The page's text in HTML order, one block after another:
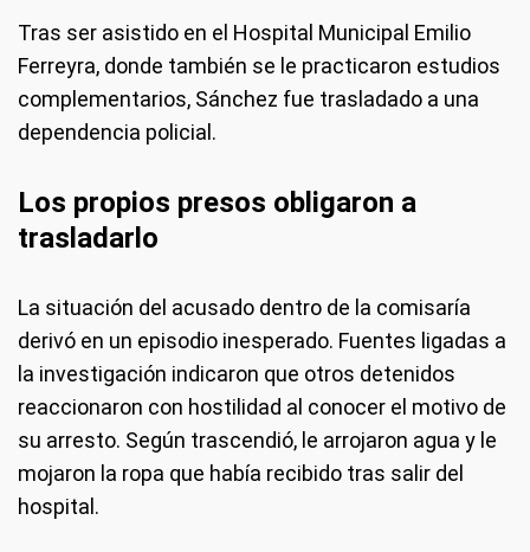
Tras ser asistido en el Hospital Municipal Emilio
Ferreyra, donde también se le practicaron estudios
complementarios, Sánchez fue trasladado a una
dependencia policial.
Los propios presos obligaron a
trasladarlo
La situación del acusado dentro de la comisaría
derivó en un episodio inesperado. Fuentes ligadas a
la investigación indicaron que otros detenidos
reaccionaron con hostilidad al conocer el motivo de
su arresto. Según trascendió, le arrojaron agua y le
mojaron la ropa que había recibido tras salir del
hospital.